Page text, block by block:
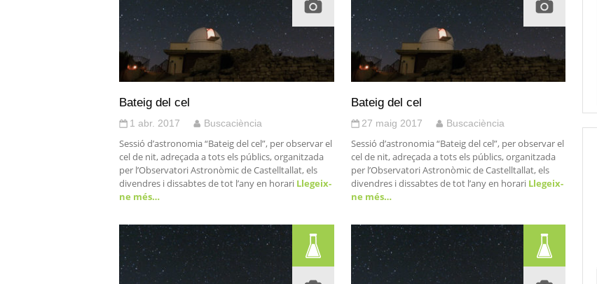
Bateig del cel
1 abr. 2017 Buscaciència
Sessió d’astronomia “Bateig del cel”, per observar el
cel de nit, adreçada a tots els públics, organitzada
per l’Observatori Astronòmic de Castelltallat, els
divendres i dissabtes de tot l’any en horari Llegeix-
ne més…
Bateig del cel
27 maig 2017 Buscaciència
Sessió d’astronomia “Bateig del cel”, per observar el
cel de nit, adreçada a tots els públics, organitzada
per l’Observatori Astronòmic de Castelltallat, els
divendres i dissabtes de tot l’any en horariLlegeix-
ne més…